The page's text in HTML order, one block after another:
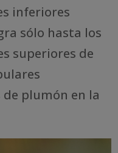
inferiores
sólo hasta los
superiores de
plumón en la